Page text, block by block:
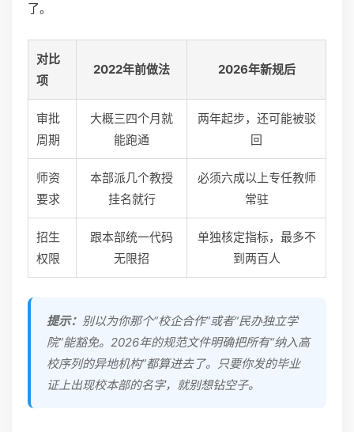
了。
对比
项
2022年前做法 2026年新规后
审批
周期
大概三四个月就
能跑通
两年起步，还可能被驳
回
师资
要求
本部派几个教授
挂名就行
必须六成以上专任教师
常驻
招生
权限
跟本部统一代码
无限招
单独核定指标，最多不
到两百人
提示： 别以为你那个“校企合作”或者“民办独立学
院”能豁免。2026年的规范文件明确把所有“纳入高
校序列的异地机构”都算进去了。只要你发的毕业
证上出现校本部的名字，就别想钻空子。